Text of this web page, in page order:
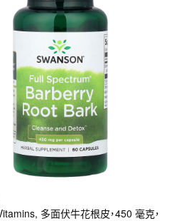
多面伏牛花根皮，450 毫克，